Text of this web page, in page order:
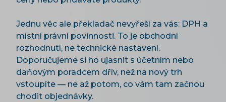
Jednu věc ale překladač nevyřeší za vás: DPH a
místní právní povinnosti. To je obchodní
rozhodnutí, ne technické nastavení.
Doporučujeme si ho ujasnit s účetním nebo
daňovým poradcem dřív, než na nový trh
vstoupíte — ne až potom, co vám tam začnou
chodit objednávky.